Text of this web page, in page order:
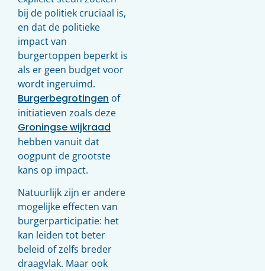
bij de politiek cruciaal is,
en dat de politieke
impact van
burgertoppen beperkt is
als er geen budget voor
wordt ingeruimd.
Burgerbegrotingen of
initiatieven zoals deze
Groningse wijkraad
hebben vanuit dat
oogpunt de grootste
kans op impact.
Natuurlijk zijn er andere
mogelijke effecten van
burgerparticipatie: het
kan leiden tot beter
beleid of zelfs breder
draagvlak. Maar ook